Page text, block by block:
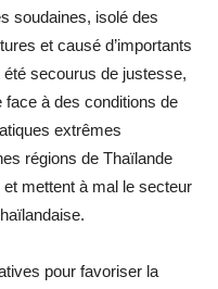
soudaines, isolé des
et causé d’importants
secourus de justesse,
face à des conditions de
extrêmes
régions de Thaïlande
mettent à mal le secteur
pour favoriser la